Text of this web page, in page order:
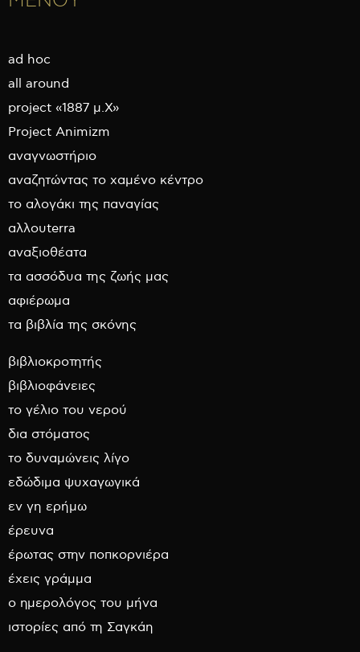
ad hoc
all around
project «1887 μ.Χ»
Project Animizm
αναγνωστήριο
αναζητώντας το χαμένο κέντρο
το αλογάκι της παναγίας
αλλουterra
αναξιοθέατα
τα ασσόδυα της ζωής μας
αφιέρωμα
τα βιβλία της σκόνης
βιβλιοκροτητής
βιβλιοφάνειες
το γέλιο του νερού
δια στόματος
το δυναμώνεις λίγο
εδώδιμα ψυχαγωγικά
εν γη ερήμω
έρευνα
έρωτας στην ποπκορνιέρα
έχεις γράμμα
ο ημερολόγος του μήνα
ιστορίες από τη Σαγκάη